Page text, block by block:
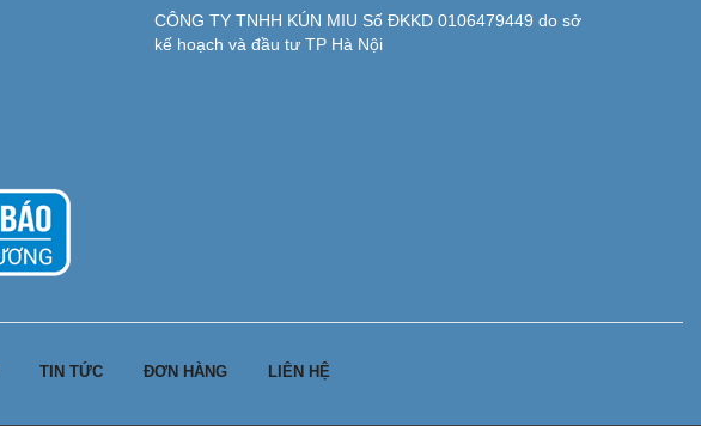
CÔNG TY TNHH KÚN MIU Số ĐKKD 0106479449 do sở
kế hoạch và đầu tư TP Hà Nội
TIN TỨC ĐƠN HÀNG LIÊN HỆ